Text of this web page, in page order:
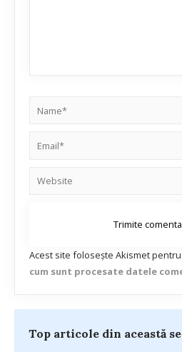
Acest site folosește Akismet
cum sunt procesate datele
Top articole din această